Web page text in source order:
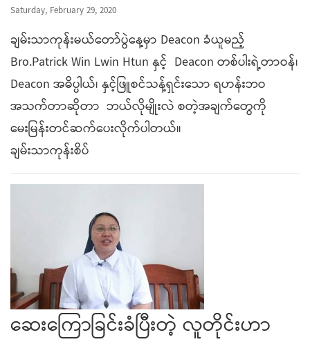
Saturday, February 29, 2020
ချမ်းသာကုန်းမယ်တော်ပွဲနေ့မှာ Deacon ခံယူမည့်
Bro.Patrick Win Lwin Htun နှင့် Deacon တစ်ပါးရဲ့တာဝန်၊
Deacon အဓိပ္ပါယ်၊ နှင့်ဖြူစင်သန့်ရှင်းသော ရဟန်းဘဝ
အသက်တာဆိုတာ ဘယ်လိုမျိုးလဲ စတဲ့အချက်တွေကို
မေးမြန်းတင်ဆက်ပေးလိုက်ပါတယ်။
ချမ်းသာကုန်းစိပ်
ဆေးကြောခြင်းခံပြီးတဲ့ လူတိုင်းဟာ